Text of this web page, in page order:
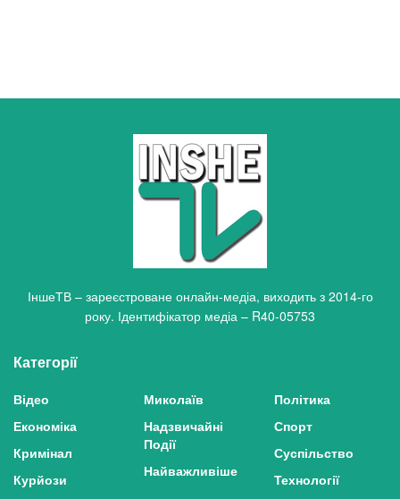
ІншеТВ – зареєстроване онлайн-медіа, виходить з 2014-го
року. Ідентифікатор медіа – R40-05753
Категорії
Відео
Економіка
Кримінал
Курйози
Миколаїв
Надзвичайні
Події
Найважливіше
Політика
Спорт
Суспільство
Технології